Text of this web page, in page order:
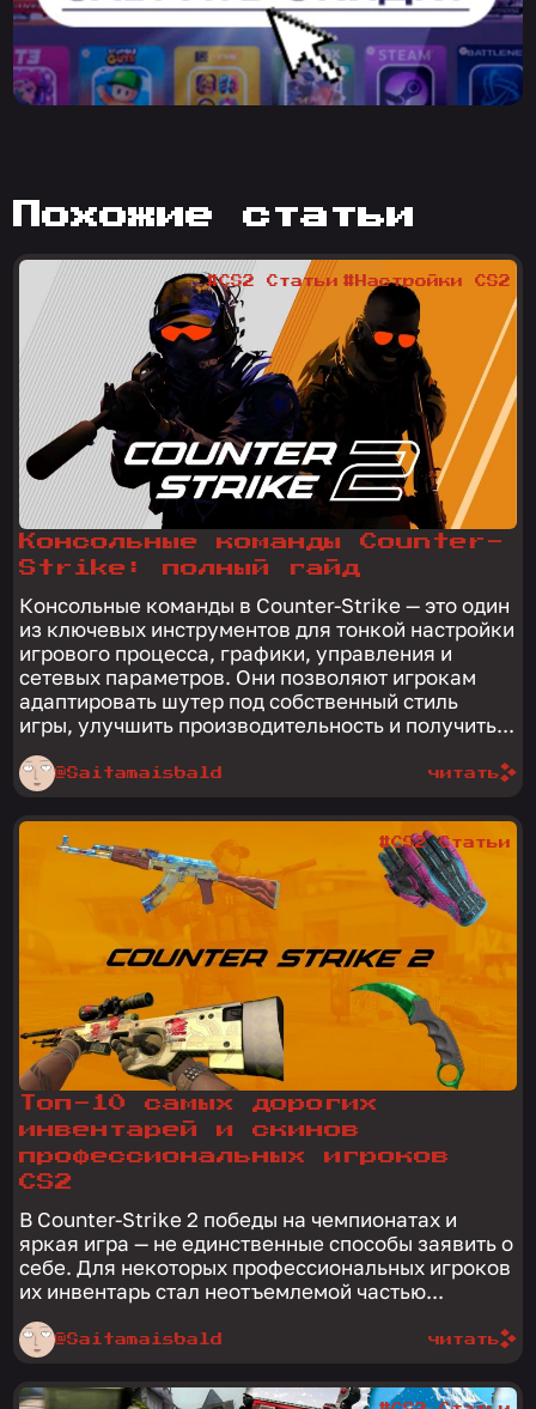
похожие статьи
Консольные команды Counter-
Strike: полный гайд
Консольные команды в Counter-Strike — это один
из ключевых инструментов для тонкой настройки
игрового процесса, графики, управления и
сетевых параметров. Они позволяют игрокам
адаптировать шутер под собственный стиль
игры, улучшить производительность и получить...
@Saitamaisbald
#CS2 Статьи #Настройки CS2
читать
Топ-10 самых дорогих
инвентарей и скинов
профессиональных игроков
CS2
В Counter-Strike 2 победы на чемпионатах и
яркая игра — не единственные способы заявить о
себе. Для некоторых профессиональных игроков
их инвентарь стал неотъемлемой частью...
@Saitamaisbald
#CS2 Статьи
читать